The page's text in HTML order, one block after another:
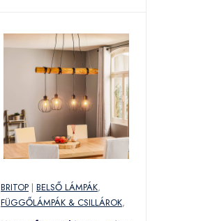
BRITOP | BELSŐ LÁMPÁK,
FÜGGŐLÁMPÁK & CSILLÁROK,